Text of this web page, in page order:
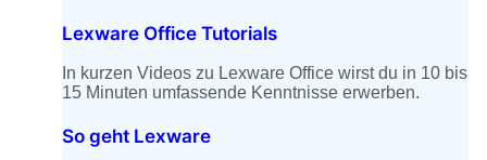
Lexware Office Tutorials
In kurzen Videos zu Lexware Office wirst du in 10 bis
15 Minuten umfassende Kenntnisse erwerben.
So geht Lexware